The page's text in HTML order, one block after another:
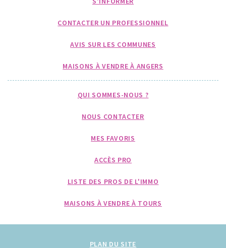
CONTACTER UN PROFESSIONNEL
AVIS SUR LES COMMUNES
MAISONS À VENDRE À ANGERS
QUI SOMMES-NOUS ?
NOUS CONTACTER
MES FAVORIS
ACCÈS PRO
LISTE DES PROS DE L'IMMO
MAISONS À VENDRE À TOURS
PLAN DU SITE